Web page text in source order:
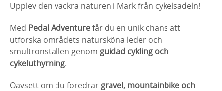
Upplev den vackra naturen i Mark från cykelsadeln!
Med Pedal Adventurefår du en unik chans att
utforska områdets natursköna leder och
smultronställen genom guidad cykling och
cykeluthyrning.
Oavsett om du föredrar gravel, mountainbike och